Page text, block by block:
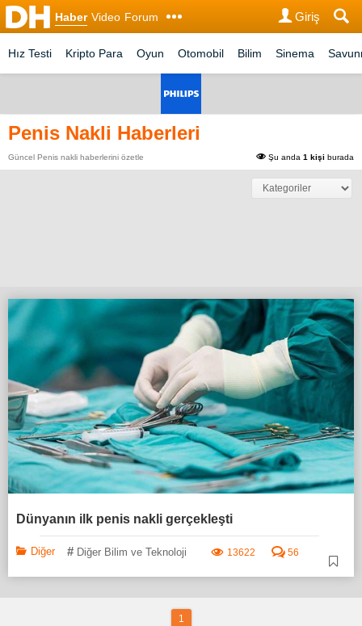
Haber Video Forum Giriş
Hız Testi Kripto Para Oyun Otomobil Bilim Sinema
Penis Nakli Haberleri
Güncel Penis nakli haberlerini özetle Şu anda 1 kişi burada
Dünyanın ilk penis nakli gerçekleşti
Diğer # Diğer Bilim ve Teknoloji 13622 56
1